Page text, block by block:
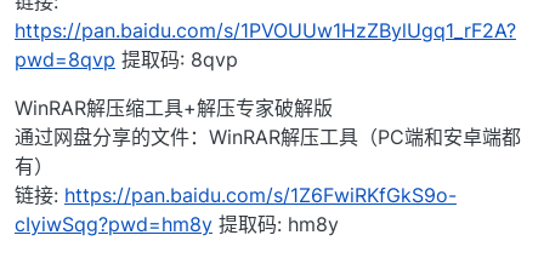
https://pan.baidu.com/s/1PVOUUw1HzZBylUgq1_rF2A?
pwd=8qvp 提取码: 8qvp
WinRAR解压缩工具+解压专家破解版
通过网盘分享的文件：WinRAR解压工具（PC端和安卓端都
有）
链接: https://pan.baidu.com/s/1Z6FwiRKfGkS9o-
cIyiwSqg?pwd=hm8y 提取码: hm8y